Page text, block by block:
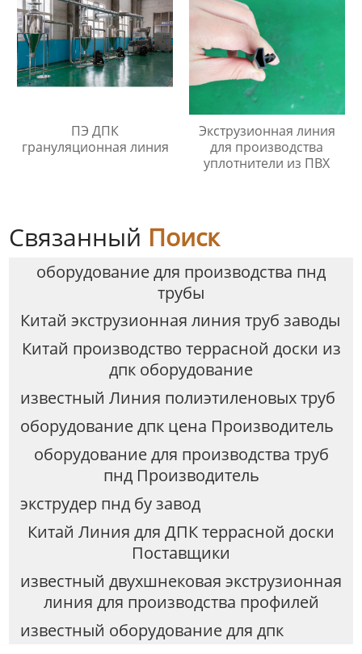
ПЭ ДПК
грануляционная линия
Экструзионная линия
для производства
уплотнители из ПВХ
Связанный Поиск
оборудование для производства пнд
трубы
Китай экструзионная линия труб заводы
Китай производство террасной доски из
дпк оборудование
известный Линия полиэтиленовых труб
оборудование дпк цена Производитель
оборудование для производства труб
пнд Производитель
экструдер пнд бу завод
Китай Линия для ДПК террасной доски
Поставщики
известный двухшнековая экструзионная
линия для производства профилей
известный оборудование для дпк